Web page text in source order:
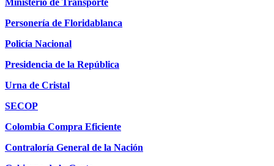
Ministerio de Transporte
Personería de Floridablanca
Policía Nacional
Presidencia de la República
Urna de Cristal
SECOP
Colombia Compra Eficiente
Contraloría General de la Nación